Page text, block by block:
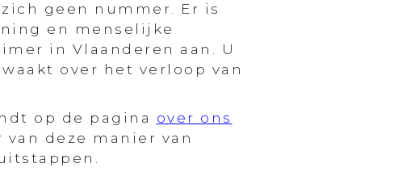
geen nummer. Er is
en menselijke
in Vlaanderen aan. U
over het verloop van
op de pagina over ons
deze manier van